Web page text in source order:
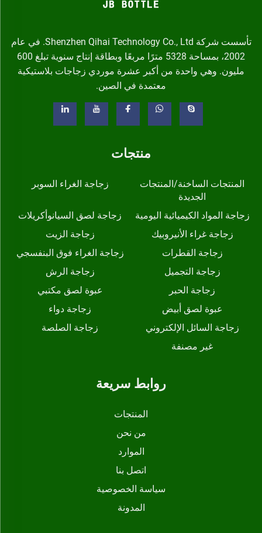
تأسست شركة Shenzhen Qihai Technology Co., Ltd. في عام
2002، بمساحة 5328 مترًا مربعًا وبطاقة إنتاج سنوية تبلغ 600
مليون. وهي واحدة من أكبر عشرة موردي زجاجات بلاستيكية
معتمدة في الصين.
منتجات
المنتجات الساخنة/المنتجات
الجديدة
زجاجة الغراء السوبر
زجاجة المواد الكيميائية اليومية
زجاجة لصق السيانوأكريلات
زجاجة غراء الأنيروبيك
زجاجة الزيت
زجاجة القطرات
زجاجة الغراء فوق البنفسجي
زجاجة التجميل
زجاجة الرش
زجاجة الحبر
عبوة لصق مكتبي
عبوة لصق أبيض
زجاجة دواء
زجاجة السائل الإلكتروني
زجاجة الصلصة
غير مصنفة
روابط سريعة
المنتجات
من نحن
الموارد
اتصل بنا
سياسة الخصوصية
المدونة